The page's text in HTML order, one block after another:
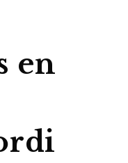
en